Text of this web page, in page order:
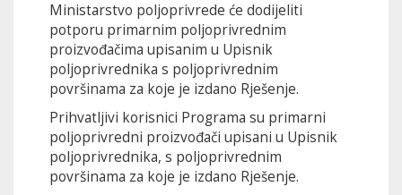
Ministarstvo poljoprivrede će dodijeliti
potporu primarnim poljoprivrednim
proizvođačima upisanim u Upisnik
poljoprivrednika s poljoprivrednim
površinama za koje je izdano Rješenje.
Prihvatljivi korisnici Programa su primarni
poljoprivredni proizvođači upisani u Upisnik
poljoprivrednika, s poljoprivrednim
površinama za koje je izdano Rješenje.